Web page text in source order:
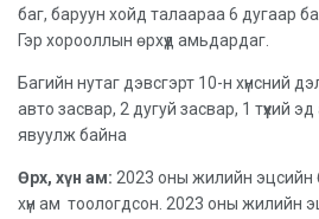
баг, баруун хойд талаараа 6 дугаар
Гэр хорооллын өрхүүд амьдардаг.
Багийн нутаг дэвсгэрт 10-н хүнсний
авто засвар, 2 дугуй засвар, 1 түүхий
явуулж байна
Өрх, хүн ам: 2023 оны жилийн эцсийн
хүн ам тоологдсон. 2023 оны жилийн